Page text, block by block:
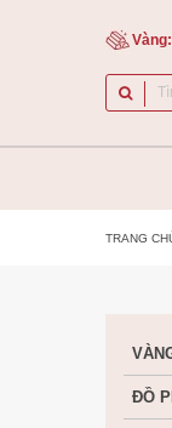
Vàng:
TRANG
ĐỒ